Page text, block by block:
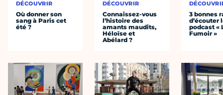
DÉCOUVRIR
Où donner son
sang à Paris cet
été ?
DÉCOUVRIR
Connaissez-vous
l’histoire des
amants maudits,
Héloïse et
Abélard ?
3 bonnes
d’écouter
podcast «
Fumoir »